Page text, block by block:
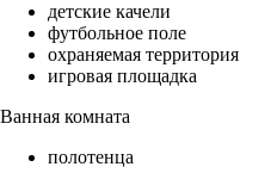
детские качели
футбольное поле
охраняемая территория
игровая площадка
Ванная комната
полотенца